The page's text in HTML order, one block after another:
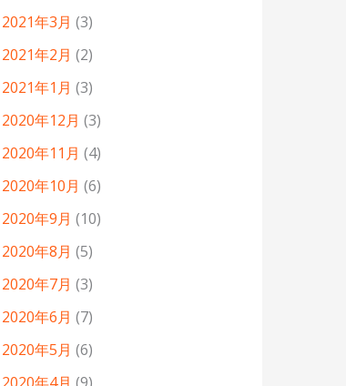
2021年3月 (3)
2021年2月 (2)
2021年1月 (3)
2020年12月 (3)
2020年11月 (4)
2020年10月 (6)
2020年9月 (10)
2020年8月 (5)
2020年7月 (3)
2020年6月 (7)
2020年5月 (6)